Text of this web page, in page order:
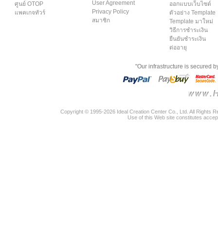
ศูนย์ OTOP
แพคเกจทัวร์
User Agreement
Privacy Policy
สมาชิก
ออกแบบเว็บไซต์
ตัวอย่าง Template
Template มาใหม่
วิธีการชำระเงิน
ยืนยันชำระเงิน
ต่ออายุ
"Our infrastructure is secured
Copyright © 1995-2026 Ideal Creation Center Co., Ltd. All Rights
Use of this Web site constitutes